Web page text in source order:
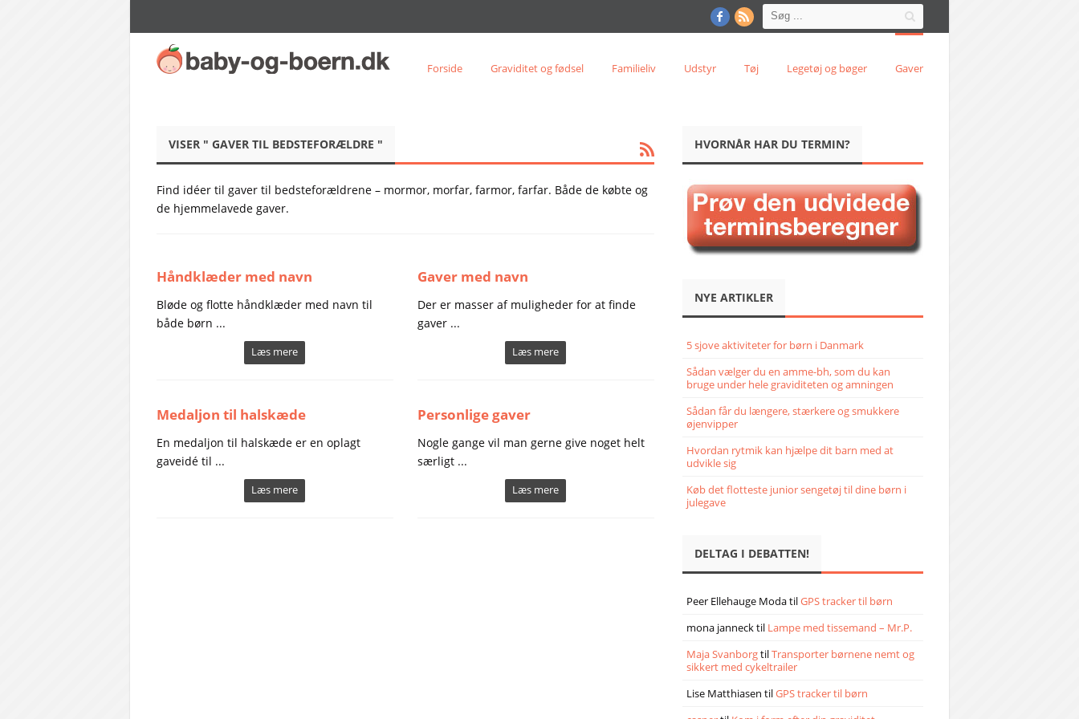
Forside Graviditet og fødsel Familieliv Udstyr Tøj Legetøj og bøger Gaver
VISER " GAVER TIL BEDSTEFORÆLDRE "
Find idéer til gaver til bedsteforældrene – mormor, morfar, farmor, farfar. Både de købte og
de hjemmelavede gaver.
Håndklæder med navn
Bløde og flotte håndklæder med navn til
både børn ...
Læs mere
Gaver med navn
Der er masser af muligheder for at finde
gaver ...
Læs mere
Medaljon til halskæde
En medaljon til halskæde er en oplagt
gaveidé til ...
Læs mere
Personlige gaver
Nogle gange vil man gerne give noget helt
særligt ...
Læs mere
HVORNÅR HAR DU TERMIN?
NYE ARTIKLER
5 sjove aktiviteter for børn i Danmark
Sådan vælger du en amme-bh, som du kan
bruge under hele graviditeten og amningen
Sådan får du længere, stærkere og smukkere
øjenvipper
Hvordan rytmik kan hjælpe dit barn med at
udvikle sig
Køb det flotteste junior sengetøj til dine børn i
julegave
DELTAG I DEBATTEN!
Peer Ellehauge ModatilGPS tracker til børn
mona jannecktil Lampe med tissemand – Mr.P.
Maja SvanborgtilTransporter børnene nemt og
sikkert med cykeltrailer
Lise Matthiasen tilGPS tracker til børn